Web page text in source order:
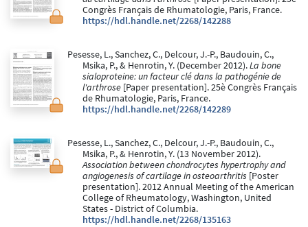
Congrès Français de Rhumatologie, Paris, France.
https://hdl.handle.net/2268/142288
Pesesse, L., Sanchez, C., Delcour, J.-P., Baudouin, C.,
Msika, P., & Henrotin, Y. (December 2012).La bone
sialoproteine: un facteur clé dans la pathogénie de
l'arthrose [Paper presentation]. 25è Congrès Français
de Rhumatologie, Paris, France.
https://hdl.handle.net/2268/142289
Pesesse, L., Sanchez, C., Delcour, J.-P., Baudouin, C.,
Msika, P., & Henrotin, Y. (13 November 2012).
Association between chondrocytes hypertrophy and
angiogenesis of cartilage in osteoarthritis [Poster
presentation]. 2012 Annual Meeting of the American
College of Rheumatology, Washington, United
States - District of Columbia.
https://hdl.handle.net/2268/135163